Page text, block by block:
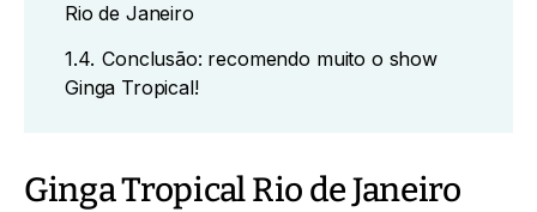
Rio de Janeiro
1.4. Conclusão: recomendo muito o show
Ginga Tropical!
Ginga Tropical Rio de Janeiro